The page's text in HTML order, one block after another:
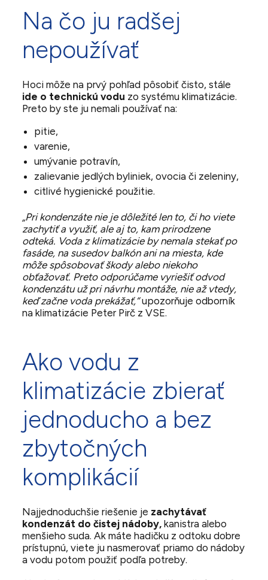
Na čo ju radšej
nepoužívať
Hoci môže na prvý pohľad pôsobiť čisto, stále
ide o technickú vodu zo systému klimatizácie.
Preto by ste ju nemali používať na:
pitie,
varenie,
umývanie potravín,
zalievanie jedlých byliniek, ovocia či zeleniny,
citlivé hygienické použitie.
„Pri kondenzáte nie je dôležité len to, či ho viete
zachytiť a využiť, ale aj to, kam prirodzene
odteká. Voda z klimatizácie by nemala stekať po
fasáde, na susedov balkón ani na miesta, kde
môže spôsobovať škody alebo niekoho
obťažovať. Preto odporúčame vyriešiť odvod
kondenzátu už pri návrhu montáže, nie až vtedy,
keď začne voda prekážať,“upozorňuje odborník
na klimatizácie Peter Pirč z VSE.
Ako vodu z
klimatizácie zbierať
jednoducho a bez
zbytočných
komplikácií
Najjednoduchšie riešenie je zachytávať
kondenzát do čistej nádoby, kanistra alebo
menšieho suda. Ak máte hadičku z odtoku dobre
prístupnú, viete ju nasmerovať priamo do nádoby
a vodu potom použiť podľa potreby.